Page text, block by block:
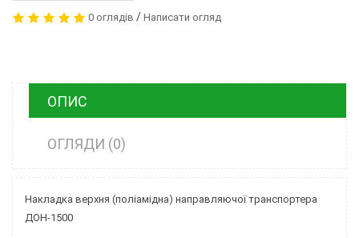
0 оглядів / Написати огляд
ОПИС
ОГЛЯДИ (0)
Накладка верхня (поліамідна) направляючої транспортера
ДОН-1500